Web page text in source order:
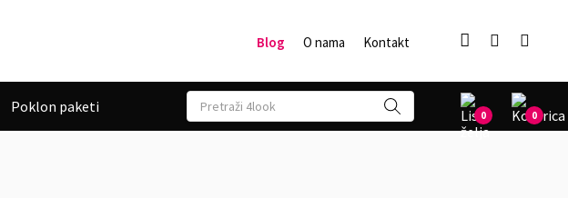
Blog O nama Kontakt   
Poklon paketi 0 0